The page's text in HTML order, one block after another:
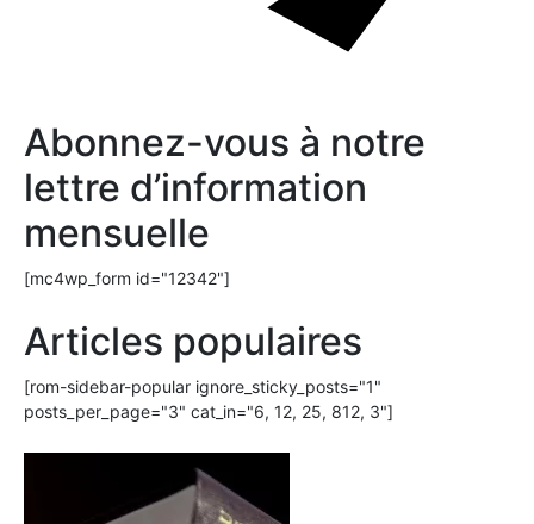
Abonnez-vous à notre
lettre d’information
mensuelle
[mc4wp_form id="12342"]
Articles populaires
[rom-sidebar-popular ignore_sticky_posts="1"
posts_per_page="3" cat_in="6, 12, 25, 812, 3"]